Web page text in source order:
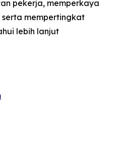
pekerja, memperkaya
mempertingkat
lebih lanjut